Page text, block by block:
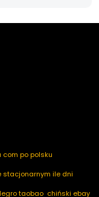
com po polsku
stacjonarnym ile dni
taobao chiński ebay